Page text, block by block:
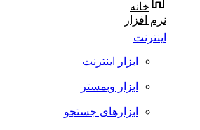
خانه
نرم افزار
اینترنت
ابزار اینترنت
ابزار وبمستر
ابزارهای جستجو